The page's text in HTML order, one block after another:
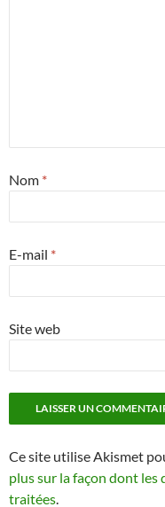
Nom *
E-mail *
Site web
Ce site utilise Akismet
plus sur la façon dont les
traitées.